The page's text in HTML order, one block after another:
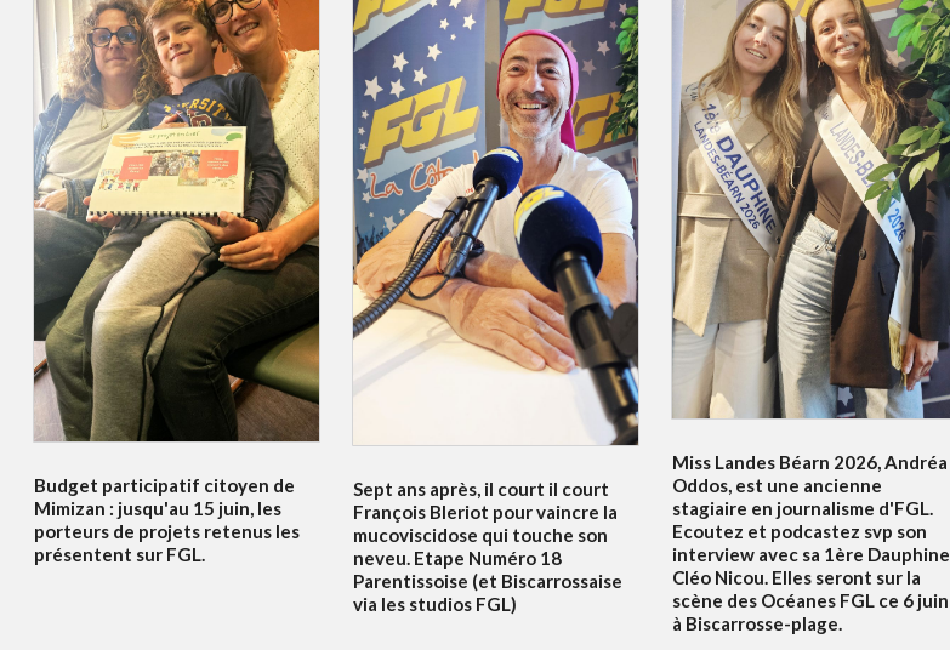
Budget participatif citoyen de
Mimizan : jusqu'au 15 juin, les
porteurs de projets retenus les
présentent sur FGL.
Sept ans après, il court il court
François Bleriot pour vaincre la
mucoviscidose qui touche son
neveu. Etape Numéro 18
Parentissoise (et Biscarrossaise
via les studios FGL)
Miss Landes Béarn 2026, Andréa
Oddos, est une ancienne
stagiaire en journalisme d'FGL.
Ecoutez et podcastez svp son
interview avec sa 1ère Dauphine
Cléo Nicou. Elles seront sur la
scène des Océanes FGL ce 6 juin
à Biscarrosse-plage.